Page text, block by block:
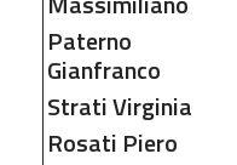
Paterno
Gianfranco
StratiVirginia
Rosati Piero